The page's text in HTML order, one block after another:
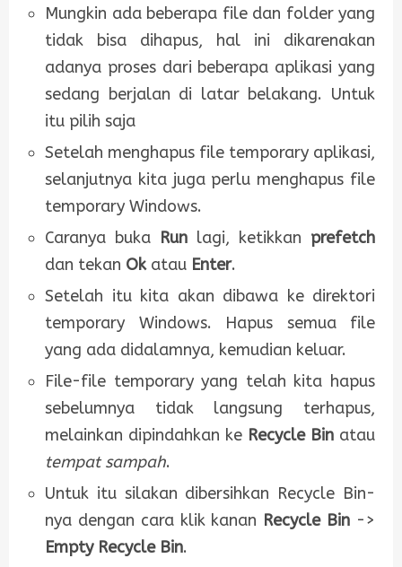
Mungkin ada beberapa file dan folder yang
tidak bisa dihapus, hal ini dikarenakan
adanya proses dari beberapa aplikasi yang
sedang berjalan di latar belakang. Untuk
itu pilih saja
Setelah menghapus file temporary aplikasi,
selanjutnya kita juga perlu menghapus file
temporary Windows.
Caranya buka Run lagi, ketikkan prefetch
dan tekan Okatau Enter.
Setelah itu kita akan dibawa ke direktori
temporary Windows. Hapus semua file
yang ada didalamnya, kemudian keluar.
File-file temporary yang telah kita hapus
sebelumnya tidak langsung terhapus,
melainkan dipindahkan ke Recycle Bin atau
tempat sampah.
Untuk itu silakan dibersihkan Recycle Bin-
nya dengan cara klik kanan Recycle Bin ->
Empty Recycle Bin.